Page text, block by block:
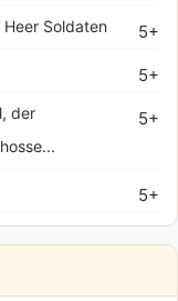
5+
Heer Soldaten
5+
5+
der
5+